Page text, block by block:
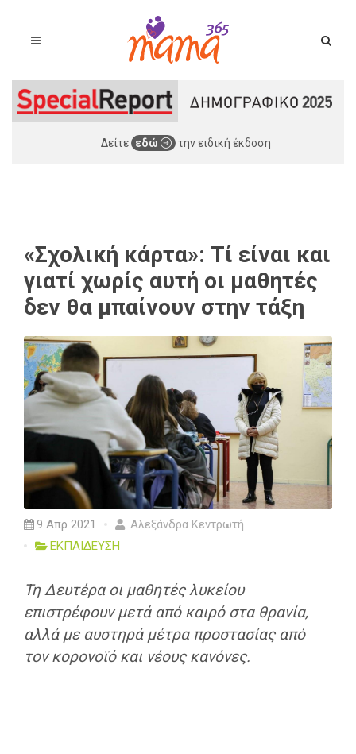
Δείτε εδώ την ειδική έκδοση
«Σχολική κάρτα»: Τί είναι και
γιατί χωρίς αυτή οι μαθητές
δεν θα μπαίνουν στην τάξη
9 Απρ 2021
Αλεξάνδρα Κεντρωτή
ΕΚΠΑΙΔΕΥΣΗ
Τη Δευτέρα οι μαθητές λυκείου
επιστρέφουν μετά από καιρό στα θρανία,
αλλά με αυστηρά μέτρα προστασίας από
τον κορονοϊό και νέους κανόνες.